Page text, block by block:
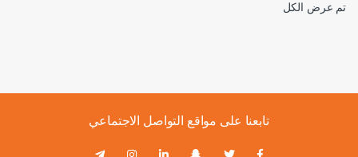
تم عرض الكل
تابعنا على مواقع التواصل الاجتماعي